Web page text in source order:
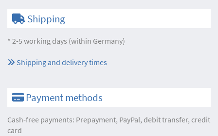
Shipping
* 2-5 working days (within Germany)
Shipping and delivery times
Payment methods
Cash-free payments: Prepayment, PayPal, debit transfer, credit
card